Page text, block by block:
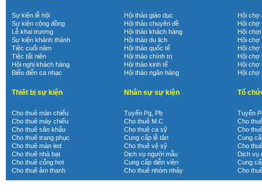
Sự kiện lễ hội
Sự kiện cộng đồng
Lễ khai trương
Sự kiện khánh thành
Tiệc cuối năm
Tiệc tất niên
Hội nghị khách hàng
Biểu diễn ca nhạc
Hội thảo giáo dục
Hội thảo chuyên đề
Hội thảo khách hàng
Hội thảo du lịch
Hội thảo quốc tế
Hội thảo chính trị
Hội thảo kinh tế
Hội thảo ngân hàng
Hội chợ
Hội chợ
Hội
Hội chợ
Hội chợ
Hội chợ
Hội chợ
Hội chợ
Thiết bị sự kiện Nhân sự sự kiện Tổ
Cho thuê màn chiếu
Cho thuê máy chiếu
Cho thuê sân khấu
Cho thuê trang phục
Cho thuê màn led
Cho thuê nhà bạt
Cho thuê cổng hơi
Cho thuê âm thanh
Tuyển Pg, Pb
Cho thuê M.C
Cho thuê ca sỹ
Cung cấp lễ tân
Cho thuê vệ sỹ
Dịch vụ người mẫu
Cung cấp diễn viên
Cho thuê nhóm nhảy
Tuyển
Cho
Cho
Cung
Cho
Dịch vụ
Cung
Cho